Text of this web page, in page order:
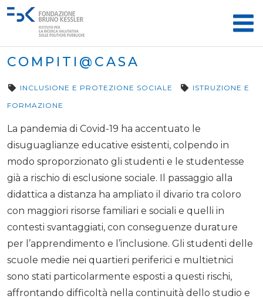
COMPITI@CASA
INCLUSIONE E PROTEZIONE SOCIALE
ISTRUZIONE E
FORMAZIONE
La pandemia di Covid-19 ha accentuato le
disuguaglianze educative esistenti, colpendo in
modo sproporzionato gli studenti e le studentesse
già a rischio di esclusione sociale. Il passaggio alla
didattica a distanza ha ampliato il divario tra coloro
con maggiori risorse familiari e sociali e quelli in
contesti svantaggiati, con conseguenze durature
per l’apprendimento e l’inclusione. Gli studenti delle
scuole medie nei quartieri periferici e multietnici
sono stati particolarmente esposti a questi rischi,
affrontando difficoltà nella continuità dello studio e